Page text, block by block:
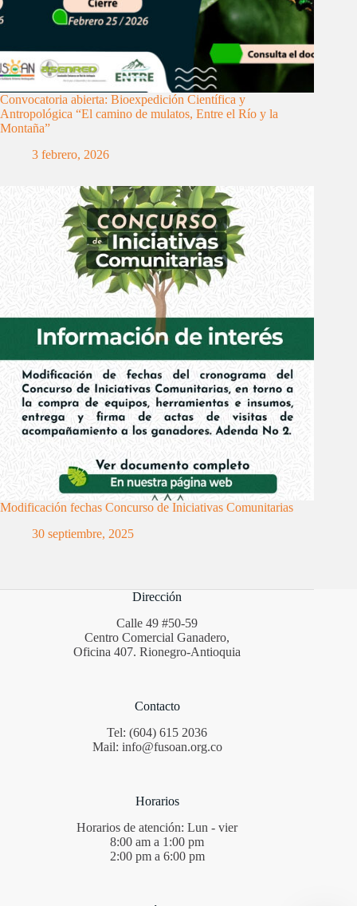
Convocatoria abierta: Bioexpedición Científica y
Antropológica “El camino de mulatos, Entre el Río y la
Montaña”
3 febrero, 2026
Modificación fechas Concurso de Iniciativas Comunitarias
30 septiembre, 2025
Dirección
Calle 49 #50-59
Centro Comercial Ganadero,
Oficina 407. Rionegro-Antioquia
Contacto
Tel: (604) 615 2036
Mail: info@fusoan.org.co
Horarios
Horarios de atención: Lun - vier
8:00 am a 1:00 pm
2:00 pm a 6:00 pm